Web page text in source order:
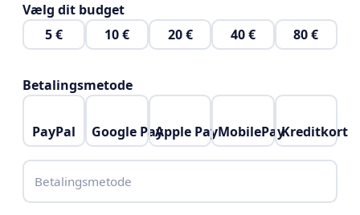
Lad os vise byrådet at Ølstykke og Egedal står
sammen!
Et Samlet Ølstykke er et stærkt Ølstykke
Vælg dit budget
5 €
10 € 20 € 40 € 80 €
Betalingsmetode
PayPal Google PayApple PayMobilePayKreditkort
Betalingsmetode